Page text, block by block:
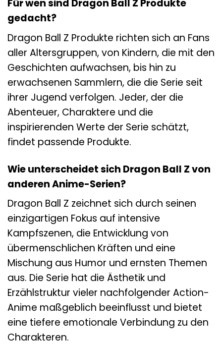
Für wen sind Dragon Ball Z Produkte
gedacht?
Dragon Ball Z Produkte richten sich an Fans
aller Altersgruppen, von Kindern, die mit den
Geschichten aufwachsen, bis hin zu
erwachsenen Sammlern, die die Serie seit
ihrer Jugend verfolgen. Jeder, der die
Abenteuer, Charaktere und die
inspirierenden Werte der Serie schätzt,
findet passende Produkte.
Wie unterscheidet sich Dragon Ball Z von
anderen Anime-Serien?
Dragon Ball Z zeichnet sich durch seinen
einzigartigen Fokus auf intensive
Kampfszenen, die Entwicklung von
übermenschlichen Kräften und eine
Mischung aus Humor und ernsten Themen
aus. Die Serie hat die Ästhetik und
Erzählstruktur vieler nachfolgender Action-
Anime maßgeblich beeinflusst und bietet
eine tiefere emotionale Verbindung zu den
Charakteren.